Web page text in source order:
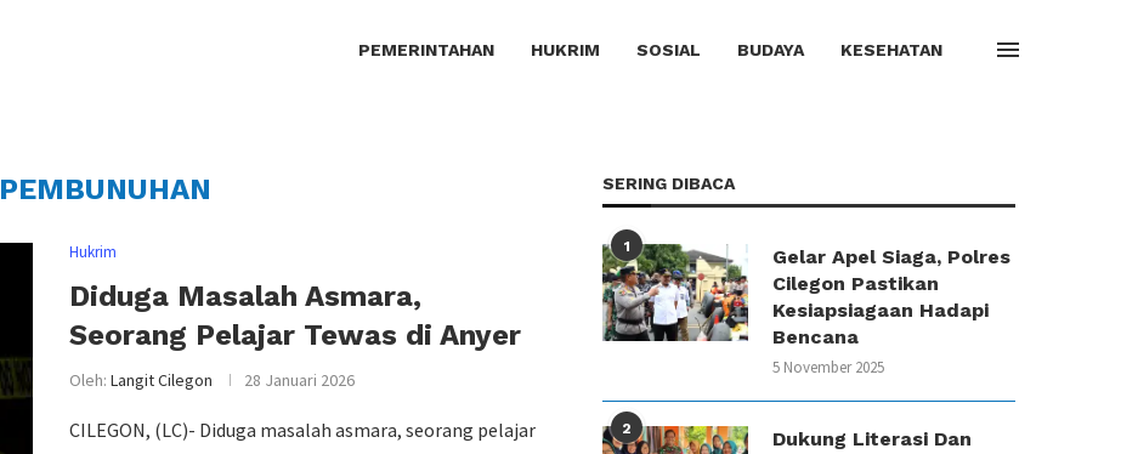
PEMERINTAHAN HUKRIM SOSIAL BUDAYA KESEHATAN
PEMBUNUHAN
Hukrim
Diduga Masalah Asmara,
Seorang Pelajar Tewas di Anyer
Oleh: Langit Cilegon 28 Januari 2026
CILEGON, (LC)- Diduga masalah asmara, seorang pelajar
SERING DIBACA
1
Gelar Apel Siaga, Polres
Cilegon Pastikan
Kesiapsiagaan Hadapi
Bencana
5 November 2025
2
Dukung Literasi Dan